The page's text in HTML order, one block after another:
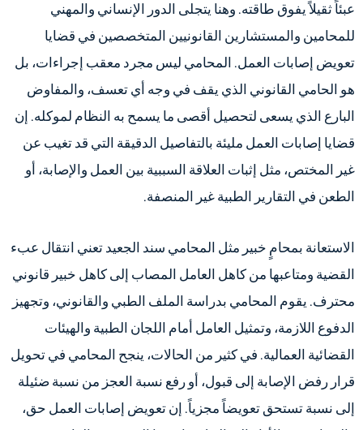
عبئاً ثقيلاً يفوق طاقته. وهنا يتجلى الدور الإنساني والمهني
للمحامين والمستشارين القانونيين المتخصصين في قضايا
تعويض إصابات العمل. المحامي ليس مجرد معقب إجراءات، بل
هو الحامي القانوني الذي يقف في وجه أي تعسف، والمفاوض
البارع الذي يسعى لتحصيل أقصى ما يسمح به النظام لموكله. إن
قضايا إصابات العمل مليئة بالتفاصيل الدقيقة التي قد تغيب عن
غير المختص، مثل إثبات العلاقة السببية بين العمل والإصابة، أو
الطعن في التقارير الطبية غير المنصفة.
الاستعانة بمحامٍ خبير مثل المحامي سند الجعيد تعني انتقال عبء
القضية ومتاعبها من كاهل العامل المصاب إلى كاهل خبير قانوني
محترف. يقوم المحامي بدراسة الملف الطبي والقانوني، وتجهيز
الدفوع اللازمة، وتمثيل العامل أمام اللجان الطبية والهيئات
القضائية العمالية. في كثير من الحالات، ينجح المحامي في تحويل
قرار رفض الإصابة إلى قبول، أو رفع نسبة العجز من نسبة ضئيلة
إلى نسبة تستحق تعويضاً مجزياً. إن تعويض إصابات العمل حق،